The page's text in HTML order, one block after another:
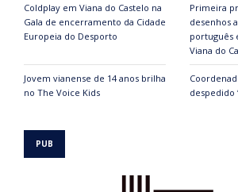
Coldplay em Viana do Castelo na
Gala de encerramento da Cidade
Europeia do Desporto
Primeira
desenhos
português
Viana do
Jovem vianense de 14 anos brilha
no The Voice Kids
despedido